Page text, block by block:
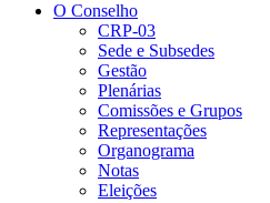
O Conselho
CRP-03
Sede e Subsedes
Gestão
Plenárias
Comissões e Grupos
Representações
Organograma
Notas
Eleições